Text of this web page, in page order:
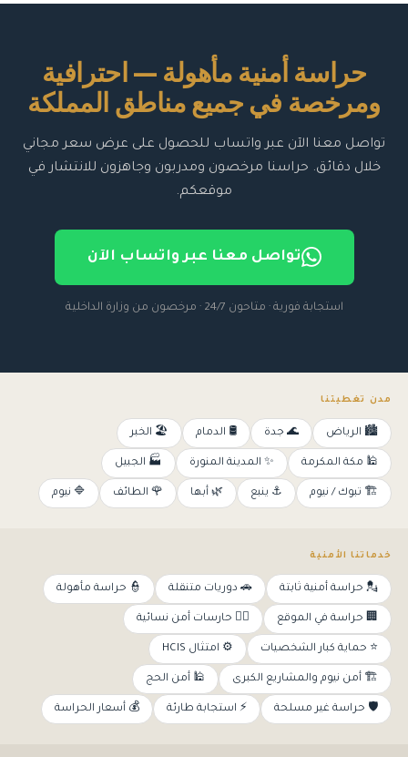
حراسة أمنية مأهولة — احترافية
ومرخصة في جميع مناطق المملكة
تواصل معنا الآن عبر واتساب للحصول على عرض سعر مجاني
خلال دقائق. حراسنا مرخصون ومدربون وجاهزون للانتشار في
موقعكم.
تواصل معنا عبر واتساب الآن
استجابة فورية · متاحون 24/7 · مرخصون من وزارة الداخلية
مدن تغطيتنا
🏙️ الرياض 🌊 جدة 🛢️ الدمام 🏖️ الخبر
🕌 مكة المكرمة ✨ المدينة المنورة 🏭 الجبيل
🏗️ تبوك / نيوم ⚓ ينبع 🌿 أبها 🌹 الطائف 🔷 نيوم
خدماتنا الأمنية
💂 حراسة أمنية ثابتة 🚗 دوريات متنقلة 👮 حراسة مأهولة
🏢 حراسة في الموقع 👩‍✈️ حارسات أمن نسائية
⭐ حماية كبار الشخصيات ⚙️ امتثال HCIS
🏗️ أمن نيوم والمشاريع الكبرى 🕌 أمن الحج
🛡️ حراسة غير مسلحة ⚡ استجابة طارئة 💰 أسعار الحراسة